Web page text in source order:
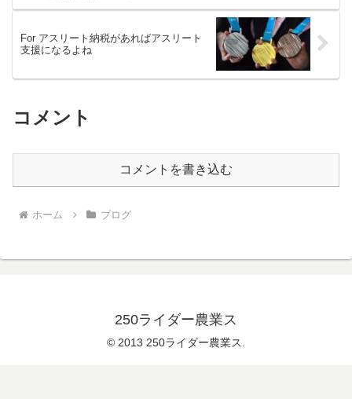
For アスリート納税があればアスリート
支援になるよね
コメント
コメントを書き込む
ホーム ブログ
250ライダー農業ス
© 2013 250ライダー農業ス.